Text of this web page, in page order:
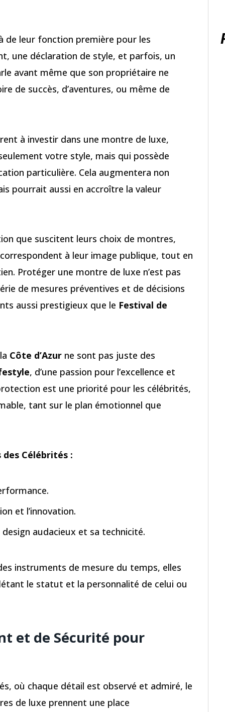
de leur fonction première pour les
une déclaration de style, et parfois, un
avant même que son propriétaire ne
de succès, d’aventures, ou même de
à investir dans une montre de luxe,
votre style, mais qui possède
particulière. Cela augmentera non
pourrait aussi en accroître la valeur
que suscitent leurs choix de montres,
à leur image publique, tout en
Protéger une montre de luxe n’est pas
de mesures préventives et de décisions
aussi prestigieux que le Festival de
Côte d’Azur ne sont pas juste des
, d’une passion pour l’excellence et
est une priorité pour les célébrités,
tant sur le plan émotionnel que
Célébrités :
performance.
et l’innovation.
audacieux et sa technicité.
instruments de mesure du temps, elles
le statut et la personnalité de celui ou
et de Sécurité pour
où chaque détail est observé et admiré, le
de luxe prennent une place